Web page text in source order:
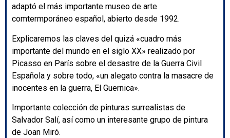
adaptó el más importante museo de arte
comtermporáneo español, abierto desde 1992.
Explicaremos las claves del quizá «cuadro más
importante del mundo en el siglo XX» realizado por
Picasso en París sobre el desastre de la Guerra Civil
Española y sobre todo, «un alegato contra la masacre de
inocentes en la guerra, El Guernica».
Importante colección de pinturas surrealistas de
Salvador Salí, así como un interesante grupo de pintura
de Joan Miró.